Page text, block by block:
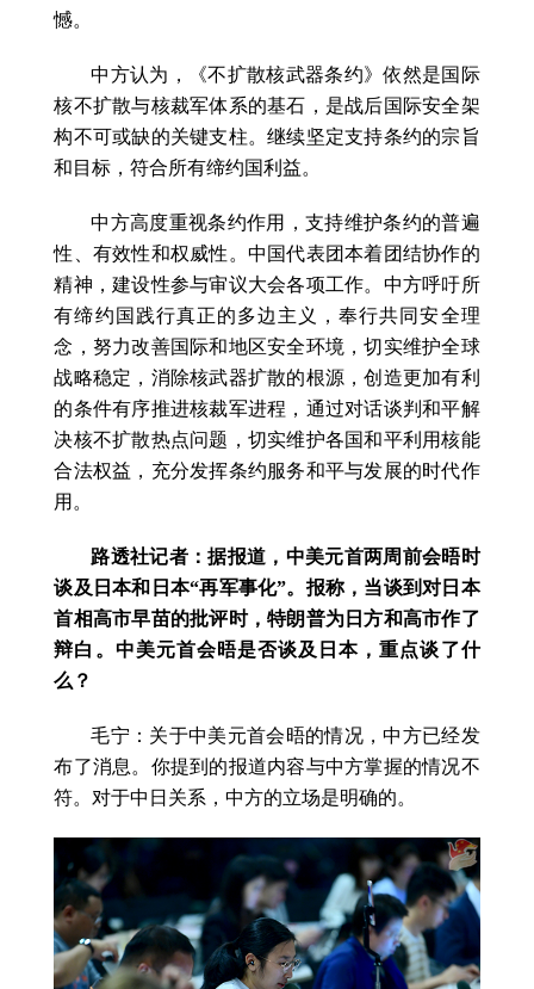
憾。
中方认为，《不扩散核武器条约》依然是国际
核不扩散与核裁军体系的基石，是战后国际安全架
构不可或缺的关键支柱。继续坚定支持条约的宗旨
和目标，符合所有缔约国利益。
中方高度重视条约作用，支持维护条约的普遍
性、有效性和权威性。中国代表团本着团结协作的
精神，建设性参与审议大会各项工作。中方呼吁所
有缔约国践行真正的多边主义，奉行共同安全理
念，努力改善国际和地区安全环境，切实维护全球
战略稳定，消除核武器扩散的根源，创造更加有利
的条件有序推进核裁军进程，通过对话谈判和平解
决核不扩散热点问题，切实维护各国和平利用核能
合法权益，充分发挥条约服务和平与发展的时代作
用。
路透社记者：据报道，中美元首两周前会晤时
谈及日本和日本“再军事化”。报称，当谈到对日本
首相高市早苗的批评时，特朗普为日方和高市作了
辩白。中美元首会晤是否谈及日本，重点谈了什
么？
毛宁：关于中美元首会晤的情况，中方已经发
布了消息。你提到的报道内容与中方掌握的情况不
符。对于中日关系，中方的立场是明确的。